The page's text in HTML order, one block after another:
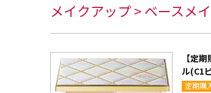
メイクアップ > ベースメ
【定
ル(C1
定期購